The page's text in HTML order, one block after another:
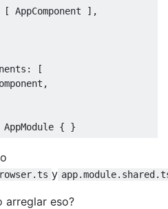
[ AppComponent
],
:
[
,
AppModule { }
y
arreglar eso?